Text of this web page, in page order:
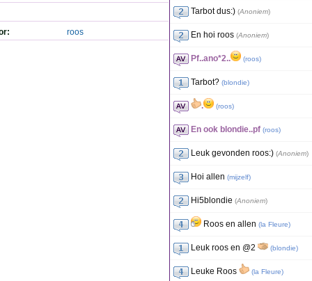
roos
Tarbot dus:) (Anoniem)
En hoi roos (Anoniem)
Pf..ano*2.. (roos)
Tarbot? (blondie)
. (roos)
En ook blondie..pf (roos)
Leuk gevonden roos:) (Anoniem)
Hoi allen (mijzelf)
Hi5blondie (Anoniem)
Roos en allen (la Fleure)
Leuk roos en @2 (blondie)
Leuke Roos (la Fleure)